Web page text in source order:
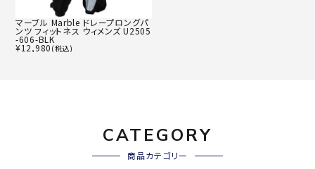
マーブル Marble ドレープロングパ
ンツ フィットネス ウィメンズ U2505
-606-BLK
¥12,980 (税込)
CATEGORY
商品カテゴリー